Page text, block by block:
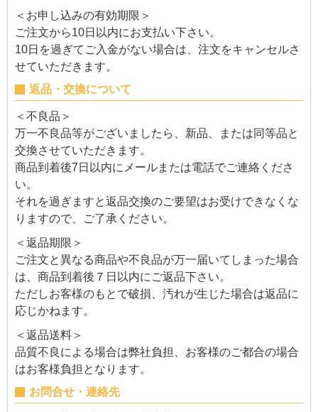
＜お申し込みの有効期限＞
ご注文から10日以内にお支払い下さい。
10日を過ぎてご入金がない場合は、注文をキャンセルさ
せていただきます。
返品・交換について
＜不良品＞
万一不良品等がございましたら、新品、または同等品と
交換させていただきます。
商品到着後7日以内にメールまたは電話でご連絡くださ
い。
それを過ぎますと返品交換のご要望はお受けできなくな
りますので、ご了承ください。
＜返品期限＞
ご注文と異なる商品や不良品が万一届いてしまった場合
は、商品到着後７日以内にご返品下さい。
ただしお客様のもとで破損、汚れが生じた場合は返品に
応じかねます。
＜返品送料＞
品質不良による場合は弊社負担、お客様のご都合の場合
はお客様負担となります。
お問合せ・連絡先